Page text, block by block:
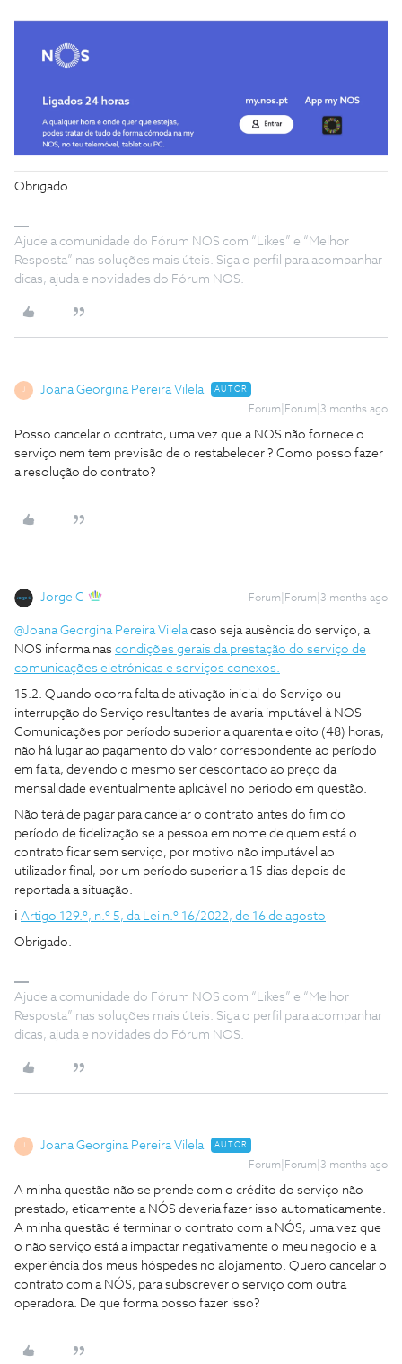
Obrigado.
Ajude a comunidade do Fórum NOS com “Likes” e “Melhor
Resposta” nas soluções mais úteis. Siga o perfil para acompanhar
dicas, ajuda e novidades do Fórum NOS.
J Joana Georgina Pereira Vilela AUTOR
Forum|Forum|3 months ago
Posso cancelar o contrato, uma vez que a NOS não fornece o
serviço nem tem previsão de o restabelecer ? Como posso fazer
a resolução do contrato?
Jorge C Forum|Forum|3 months ago
@Joana Georgina Pereira Vilelacaso seja ausência do serviço, a
NOS informa nas condições gerais da prestação do serviço de
comunicações eletrónicas e serviços conexos.
15.2. Quando ocorra falta de ativação inicial do Serviço ou
interrupção do Serviço resultantes de avaria imputável à NOS
Comunicações por período superior a quarenta e oito (48) horas,
não há lugar ao pagamento do valor correspondente ao período
em falta, devendo o mesmo ser descontado ao preço da
mensalidade eventualmente aplicável no período em questão.
Não terá de pagar para cancelar o contrato antes do fim do
período de fidelização se a pessoa em nome de quem está o
contrato ficar sem serviço, por motivo não imputável ao
utilizador final, por um período superior a 15 dias depois de
reportada a situação.
ℹ️ Artigo 129.º, n.º 5, da Lei n.º 16/2022, de 16 de agosto
Obrigado.
Ajude a comunidade do Fórum NOS com “Likes” e “Melhor
Resposta” nas soluções mais úteis. Siga o perfil para acompanhar
dicas, ajuda e novidades do Fórum NOS.
J Joana Georgina Pereira Vilela AUTOR
Forum|Forum|3 months ago
A minha questão não se prende com o crédito do serviço não
prestado, eticamente a NÓS deveria fazer isso automaticamente.
A minha questão é terminar o contrato com a NÓS, uma vez que
o não serviço está a impactar negativamente o meu negocio e a
experiência dos meus hóspedes no alojamento. Quero cancelar o
contrato com a NÓS, para subscrever o serviço com outra
operadora. De que forma posso fazer isso?